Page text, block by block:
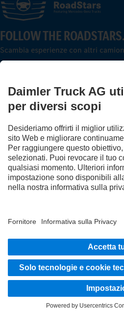
FOLLOW THE ROADSTARS.
Scambia esperienze con altri
Fornitore | Partita Iva Daimler Truck Italia S.r.l.:
Protezione Dati
Note legali
Protezione dei dati veicoli di prova
Altre informative sulla privacy
Condizioni di utilizzo